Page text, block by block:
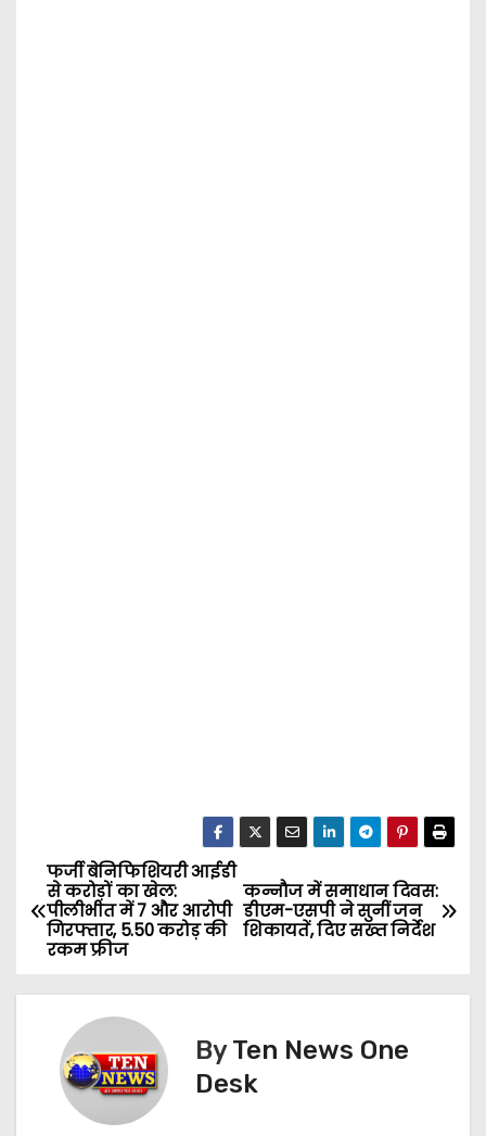
P
o
कन्नौज में समाधान दिवस:
डीएम-एसपी ने सुनीं जन
शिकायतें, दिए सख्त निर्देश
फर्जी बेनिफिशियरी आईडी
से करोड़ों का खेल:
पीलीभीत में 7 और आरोपी
गिरफ्तार, 5.50 करोड़ की
रकम फ्रीज
ByTen News One
Desk